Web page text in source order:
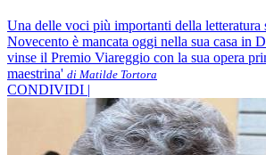
Una delle voci più importanti della letteratura
Novecento è mancata oggi nella sua casa in
vinse il Premio Viareggio con la sua opera
maestrina' di Matilde Tortora
CONDIVIDI |